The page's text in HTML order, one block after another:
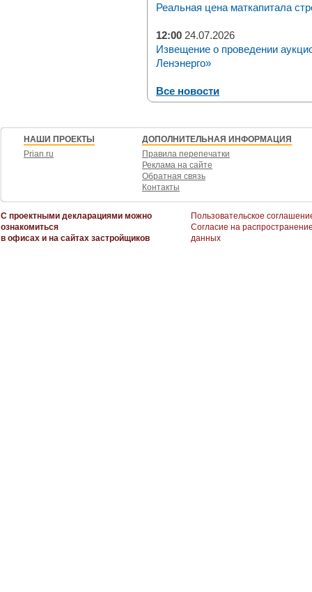
Реальная цена маткапитала
12:00 24.07.2026
Извещение о проведении
Ленэнерго»
Все новости
НАШИ ПРОЕКТЫ
Prian.ru
ДОПОЛНИТЕЛЬНАЯ ИНФОРМАЦИЯ
Правила перепечатки
Реклама на сайте
Обратная связь
Контакты
С проектными декларациями можно
ознакомиться
в офисах и на сайтах застройщиков
Пользовательское
Согласие на
данных